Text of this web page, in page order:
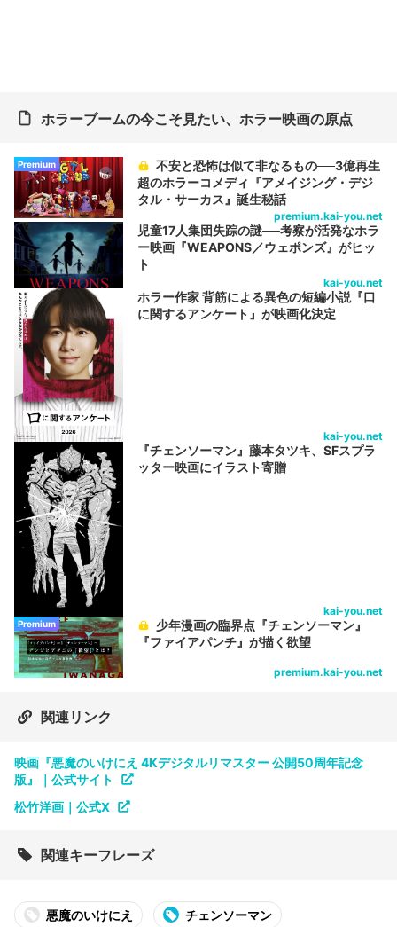
ホラーブームの今こそ見たい、ホラー映画の原点
Premium
不安と恐怖は似て非なるもの──3億再生
超のホラーコメディ『アメイジング・デジ
タル・サーカス』誕生秘話
premium.kai-you.net
児童17人集団失踪の謎──考察が活発なホラ
ー映画『WEAPONS／ウェポンズ』がヒッ
ト
kai-you.net
ホラー作家 背筋による異色の短編小説『口
に関するアンケート』が映画化決定
kai-you.net
『チェンソーマン』藤本タツキ、SFスプラ
ッター映画にイラスト寄贈
kai-you.net
Premium
少年漫画の臨界点『チェンソーマン』
『ファイアパンチ』が描く欲望
premium.kai-you.net
関連リンク
映画『悪魔のいけにえ 4Kデジタルリマスター 公開50周年記念
版』｜公式サイト
松竹洋画｜公式X
関連キーフレーズ
悪魔のいけにえ チェンソーマン